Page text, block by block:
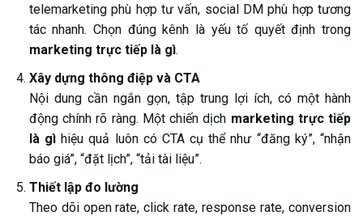
telemarketing phù hợp tư vấn, social DM phù hợp tương
tác nhanh. Chọn đúng kênh là yếu tố quyết định trong
marketing trực tiếp là gì.
Xây dựng thông điệp và CTA
Nội dung cần ngắn gọn, tập trung lợi ích, có một hành
động chính rõ ràng. Một chiến dịch marketing trực tiếp
là gìhiệu quả luôn có CTA cụ thể như “đăng ký”, “nhận
báo giá”, “đặt lịch”, “tải tài liệu”.
Thiết lập đo lường
Theo dõi open rate, click rate, response rate, conversion